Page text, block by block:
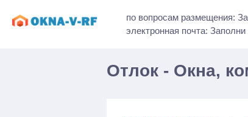
по вопросам размещения:
электронная почта:
Отлок - Окна,